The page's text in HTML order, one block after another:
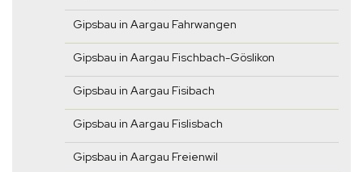
Gipsbau in Aargau Fahrwangen
Gipsbau in Aargau Fischbach-Göslikon
Gipsbau in Aargau Fisibach
Gipsbau in Aargau Fislisbach
Gipsbau in Aargau Freienwil